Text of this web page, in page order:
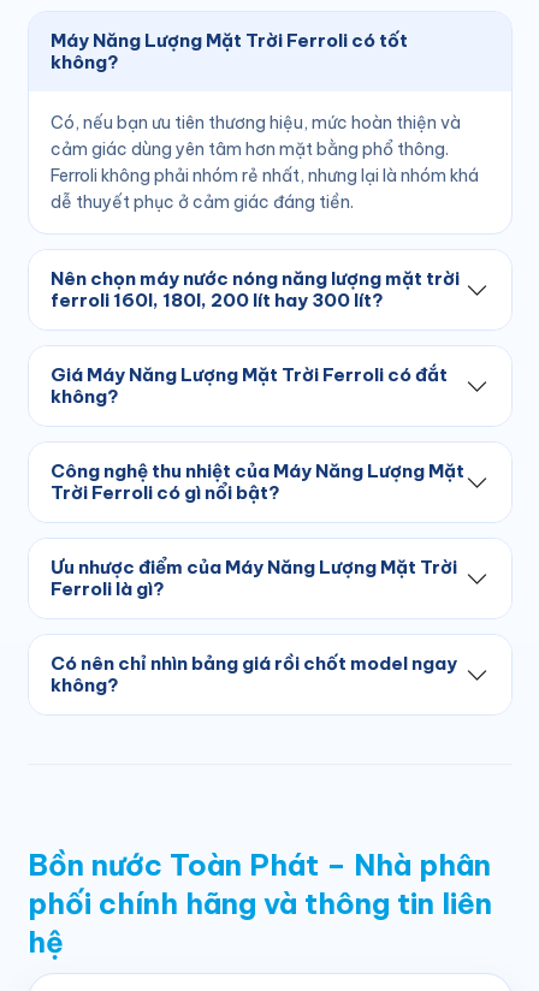
Máy Năng Lượng Mặt Trời Ferroli có tốt
không?
Có, nếu bạn ưu tiên thương hiệu, mức hoàn thiện và
cảm giác dùng yên tâm hơn mặt bằng phổ thông.
Ferroli không phải nhóm rẻ nhất, nhưng lại là nhóm khá
dễ thuyết phục ở cảm giác đáng tiền.
Nên chọn máy nước nóng năng lượng mặt trời
ferroli 160l, 180l, 200 lít hay 300 lít?
Giá Máy Năng Lượng Mặt Trời Ferroli có đắt
không?
Công nghệ thu nhiệt của Máy Năng Lượng Mặt
Trời Ferroli có gì nổi bật?
Ưu nhược điểm của Máy Năng Lượng Mặt Trời
Ferroli là gì?
Có nên chỉ nhìn bảng giá rồi chốt model ngay
không?
Bồn nước Toàn Phát – Nhà phân
phối chính hãng và thông tin liên
hệ